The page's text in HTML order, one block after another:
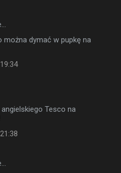
można dymać w pupkę na
Tesco na